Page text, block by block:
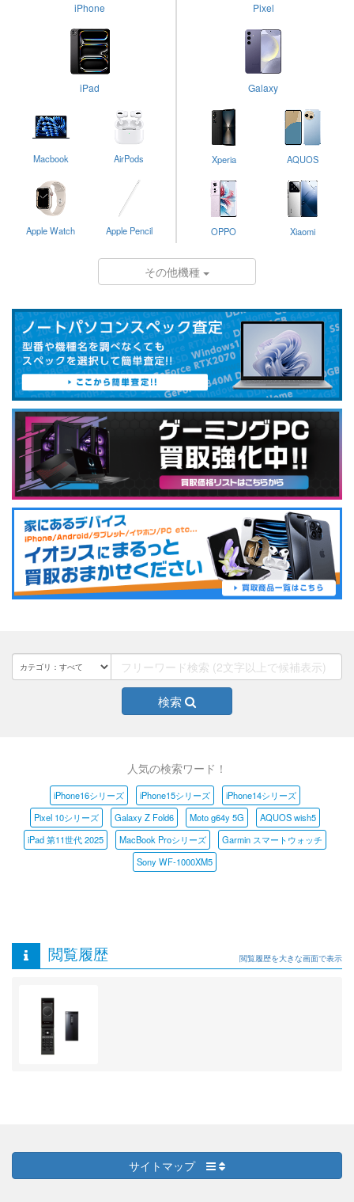
iPhone
iPad
Macbook AirPods
Apple Watch Apple Pencil
Pixel
Galaxy
Xperia AQUOS
OPPO Xiaomi
その他機種
検索
人気の検索ワード！
iPhone16シリーズ iPhone15シリーズ
iPhone14シリーズ
Pixel 10シリーズ
Galaxy Z Fold6 Moto g64y 5G
AQUOS wish5
iPad 第11世代 2025
MacBook Proシリーズ
Garmin スマートウォッチ
Sony WF-1000XM5
閲覧履歴 閲覧履歴を大きな画面で表示
サイトマップ